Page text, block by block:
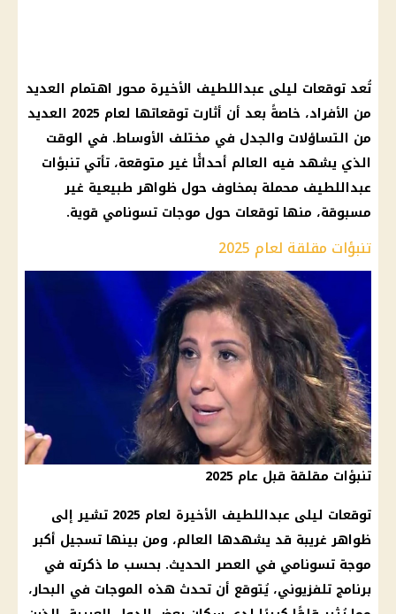
تُعد توقعات ليلى عبداللطيف الأخيرة محور اهتمام العديد
من الأفراد، خاصةً بعد أن أثارت توقعاتها لعام 2025 العديد
من التساؤلات والجدل في مختلف الأوساط. في الوقت
الذي يشهد فيه العالم أحداثًا غير متوقعة، تأتي تنبؤات
عبداللطيف محملة بمخاوف حول ظواهر طبيعية غير
مسبوقة، منها توقعات حول موجات تسونامي قوية.
تنبؤات مقلقة لعام 2025
تنبؤات مقلقة قبل عام 2025
توقعات ليلى عبداللطيف الأخيرة لعام 2025 تشير إلى
ظواهر غريبة قد يشهدها العالم، ومن بينها تسجيل أكبر
موجة تسونامي في العصر الحديث. بحسب ما ذكرته في
برنامج تلفزيوني، يُتوقع أن تحدث هذه الموجات في البحار،